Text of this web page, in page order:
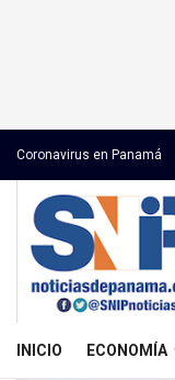
Coronavirus en Panamá
INICIO ECONOMÍA